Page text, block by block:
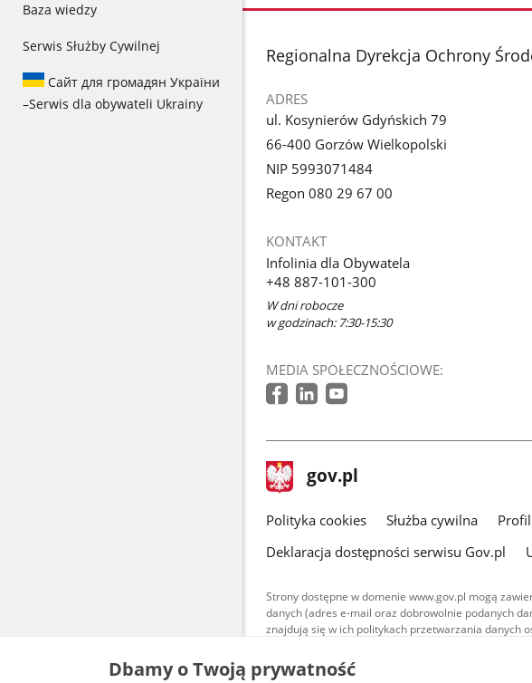
Baza wiedzy
Serwis Służby Cywilnej
Сайт для громадян України
–Serwis dla obywateli Ukrainy
stopka
Regionalna Dyrekcja Ochrony
ADRES
ul. Kosynierów Gdyńskich 79
66-400 Gorzów Wielkopolski
NIP 5993071484
Regon 080 29 67 00
KONTAKT
Infolinia dla Obywatela
+48 887-101-300
W dni robocze
w godzinach: 7:30-15:30
MEDIA SPOŁECZNOŚCIOWE:
stopka
gov.pl Strona
gov.pl
gov.pl
Polityka cookies Służba cywilna
Deklaracja dostępności serwisu Gov.pl
Strony dostępne w domenie www.gov.pl mogą
danych (adres e-mail oraz dobrowolnie podanych
znajdują się w ich politykach przetwarzania danych
Treści tekstowe publikowane w
udostępniane na licencji typu Creative
Dbamy o Twoją prywatność